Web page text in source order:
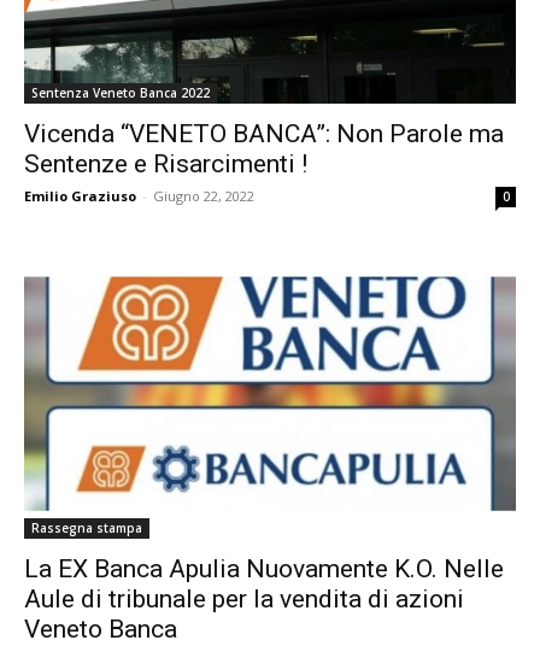
Sentenza Veneto Banca 2022
Vicenda “VENETO BANCA”: Non Parole ma
Sentenze e Risarcimenti !
Emilio Graziuso - Giugno 22, 2022 0
Rassegna stampa
La EX Banca Apulia Nuovamente K.O. Nelle
Aule di tribunale per la vendita di azioni
Veneto Banca